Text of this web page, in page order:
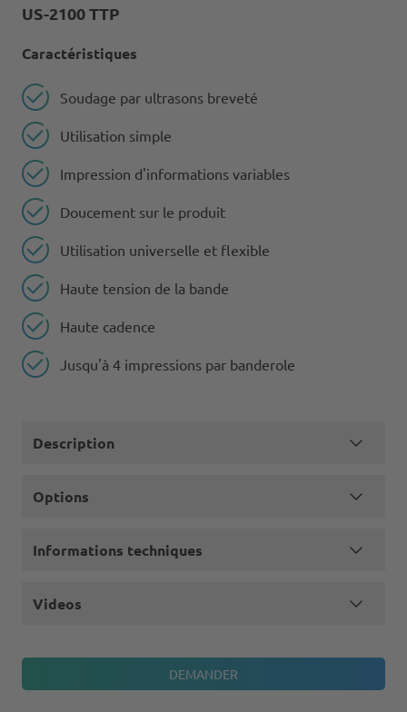
US-2100 TTP
Caractéristiques
Soudage par ultrasons breveté
Utilisation simple
Impression d'informations variables
Doucement sur le produit
Utilisation universelle et flexible
Haute tension de la bande
Haute cadence
Jusqu'à 4 impressions par banderole
Description
Options
Informations techniques
Videos